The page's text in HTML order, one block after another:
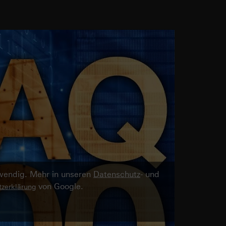
Mehr in unseren Datenschutz- und
von Google.